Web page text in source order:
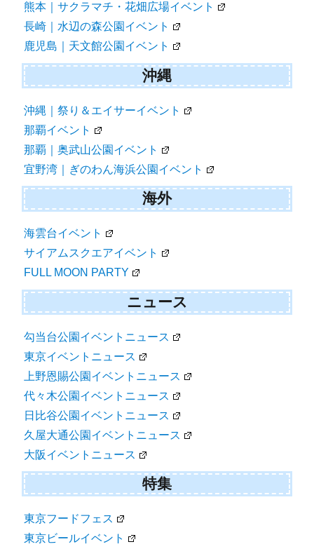
熊本｜サクラマチ・花畑広場イベント
長崎｜水辺の森公園イベント
鹿児島｜天文館公園イベント
沖縄
沖縄｜祭り＆エイサーイベント
那覇イベント
那覇｜奥武山公園イベント
宜野湾｜ぎのわん海浜公園イベント
海外
海雲台イベント
サイアムスクエアイベント
FULL MOON PARTY
ニュース
勾当台公園イベントニュース
東京イベントニュース
上野恩賜公園イベントニュース
代々木公園イベントニュース
日比谷公園イベントニュース
久屋大通公園イベントニュース
大阪イベントニュース
特集
東京フードフェス
東京ビールイベント